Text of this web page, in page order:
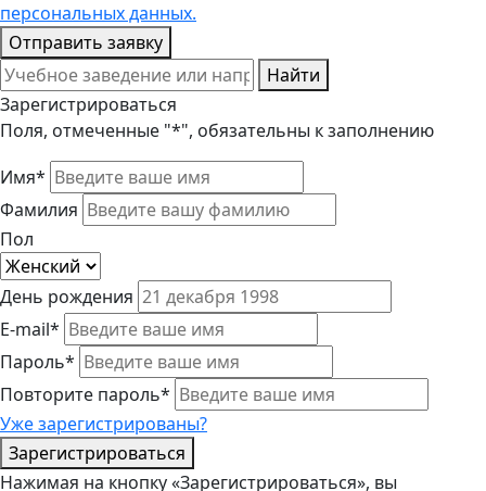
персональных данных.
Отправить заявку
Найти
Зарегистрироваться
Поля, отмеченные "*", обязательны к заполнению
Имя*
Фамилия
Пол
День рождения
E-mail*
Пароль*
Повторите пароль*
Уже зарегистрированы?
Зарегистрироваться
Нажимая на кнопку «Зарегистрироваться», вы